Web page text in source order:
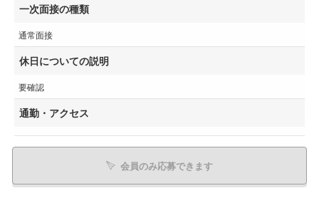
一次面接の種類
通常面接
休日についての説明
要確認
通勤・アクセス
会員のみ応募できます